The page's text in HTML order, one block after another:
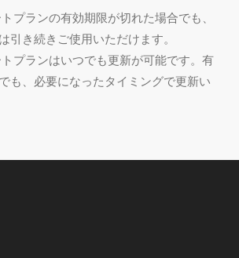
プランの有効期限が切れた場合でも、
引き続きご使用いただけます。
プランはいつでも更新が可能です。有
も、必要になったタイミングで更新い